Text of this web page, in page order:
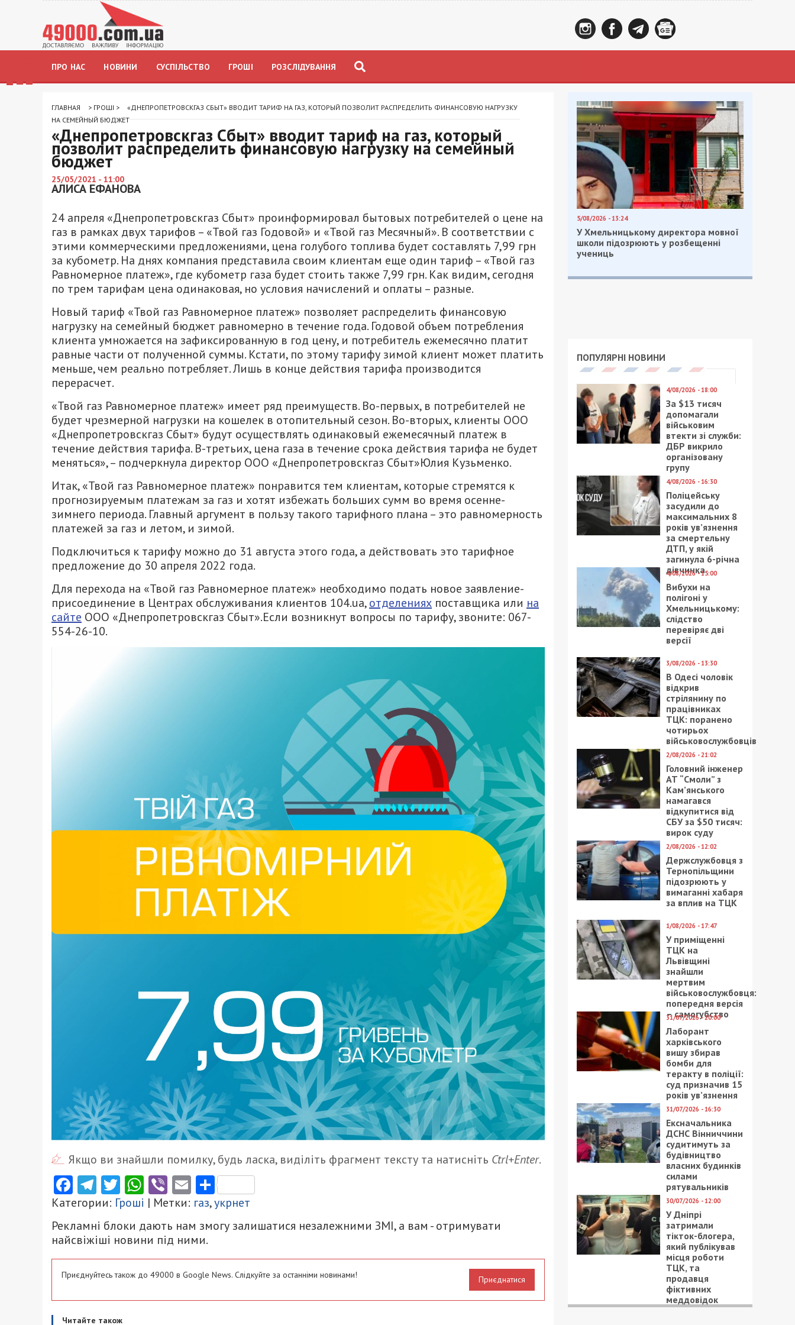
ПРО НАС НОВИНИ СУСПІЛЬСТВО ГРОШІ РОЗСЛІДУВАННЯ
ГЛАВНАЯ > ГРОШІ >
«ДНЕПРОПЕТРОВСКГАЗ СБЫТ» ВВОДИТ ТАРИФ НА ГАЗ, КОТОРЫЙ ПОЗВОЛИТ РАСПРЕДЕЛИТЬ ФИНАНСОВУЮ НАГРУЗКУ
НА СЕМЕЙНЫЙ БЮДЖЕТ
«Днепропетровскгаз Сбыт» вводит тариф на газ, который
позволит распределить финансовую нагрузку на семейный
бюджет
25/05/2021 - 11:00
АЛИСА ЕФАНОВА
24 апреля «Днепропетровскгаз Сбыт» проинформировал бытовых потребителей о цене на
газ в рамках двух тарифов – «Твой газ Годовой» и «Твой газ Месячный». В соответствии с
этими коммерческими предложениями, цена голубого топлива будет составлять 7,99 грн
за кубометр. На днях компания представила своим клиентам еще один тариф – «Твой газ
Равномерное платеж», где кубометр газа будет стоить также 7,99 грн. Как видим, сегодня
по трем тарифам цена одинаковая, но условия начислений и оплаты – разные.
Новый тариф «Твой газ Равномерное платеж» позволяет распределить финансовую
нагрузку на семейный бюджет равномерно в течение года. Годовой объем потребления
клиента умножается на зафиксированную в год цену, и потребитель ежемесячно платит
равные части от полученной суммы. Кстати, по этому тарифу зимой клиент может платить
меньше, чем реально потребляет. Лишь в конце действия тарифа производится
перерасчет.
«Твой газ Равномерное платеж» имеет ряд преимуществ. Во-первых, в потребителей не
будет чрезмерной нагрузки на кошелек в отопительный сезон. Во-вторых, клиенты ООО
«Днепропетровскгаз Сбыт» будут осуществлять одинаковый ежемесячный платеж в
течение действия тарифа. В-третьих, цена газа в течение срока действия тарифа не будет
меняться», – подчеркнула директор ООО «Днепропетровскгаз Сбыт»Юлия Кузьменко.
Итак, «Твой газ Равномерное платеж» понравится тем клиентам, которые стремятся к
прогнозируемым платежам за газ и хотят избежать больших сумм во время осенне-
зимнего периода. Главный аргумент в пользу такого тарифного плана – это равномерность
платежей за газ и летом, и зимой.
Подключиться к тарифу можно до 31 августа этого года, а действовать это тарифное
предложение до 30 апреля 2022 года.
Для перехода на «Твой газ Равномерное платеж» необходимо подать новое заявление-
присоединение в Центрах обслуживания клиентов 104.ua,отделениях поставщика или на
сайте ООО «Днепропетровскгаз Сбыт».Если возникнут вопросы по тарифу, звоните: 067-
554-26-10.
Якщо ви знайшли помилку, будь ласка, виділіть фрагмент тексту та натисніть Ctrl+Enter.
Facebook
Telegram
Twitter
WhatsApp
ViberEmailПоділитися
Категории: Гроші | Метки: газ,укрнет
Рекламні блоки дають нам змогу залишатися незалежними ЗМІ, а вам - отримувати
найсвіжіші новини під ними.
Приєднуйтесь також до 49000 в Google News. Слідкуйте за останніми новинами! Приєднатися
Читайте також
5/08/2026 - 13:24
У Хмельницькому директора мовної
школи підозрюють у розбещенні
учениць
ПОПУЛЯРНІ НОВИНИ
4/08/2026 - 18:00
За $13 тисяч
допомагали
військовим
втекти зі служби:
ДБР викрило
організовану
групу
4/08/2026 - 16:30
Поліцейську
засудили до
максимальних 8
років ув’язнення
за смертельну
ДТП, у якій
загинула 6-річна
дівчинка
4/08/2026 - 15:00
Вибухи на
полігоні у
Хмельницькому:
слідство
перевіряє дві
версії
3/08/2026 - 13:30
В Одесі чоловік
відкрив
стрілянину по
працівниках
ТЦК: поранено
чотирьох
військовослужбовців
2/08/2026 - 21:02
Головний інженер
АТ “Смоли” з
Кам’янського
намагався
відкупитися від
СБУ за $50 тисяч:
вирок суду
2/08/2026 - 12:02
Держслужбовця з
Тернопільщини
підозрюють у
вимаганні хабаря
за вплив на ТЦК
1/08/2026 - 17:47
У приміщенні
ТЦК на
Львівщині
знайшли
мертвим
військовослужбовця:
попередня версія
– самогубство
31/07/2026 - 20:00
Лаборант
харківського
вишу збирав
бомби для
теракту в поліції:
суд призначив 15
років ув’язнення
31/07/2026 - 16:30
Ексначальника
ДСНС Вінниччини
судитимуть за
будівництво
власних будинків
силами
рятувальників
30/07/2026 - 12:00
У Дніпрі
затримали
тікток-блогера,
який публікував
місця роботи
ТЦК, та
продавця
фіктивних
меддовідок